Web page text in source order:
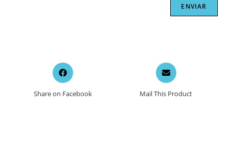
Opens
in
new
Share on Facebook
Opens
in
a
new
Mail This Product